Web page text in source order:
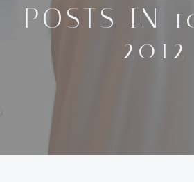
へ
ス
キ
ッ
POSTS IN
2012